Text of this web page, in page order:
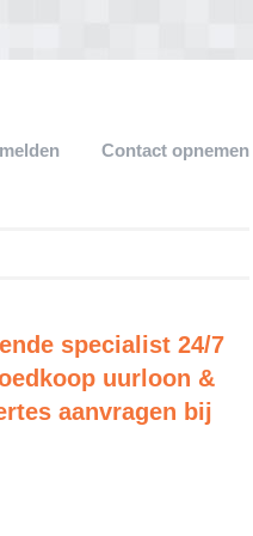
Contact opnemen
specialist 24/7
uurloon &
aanvragen bij